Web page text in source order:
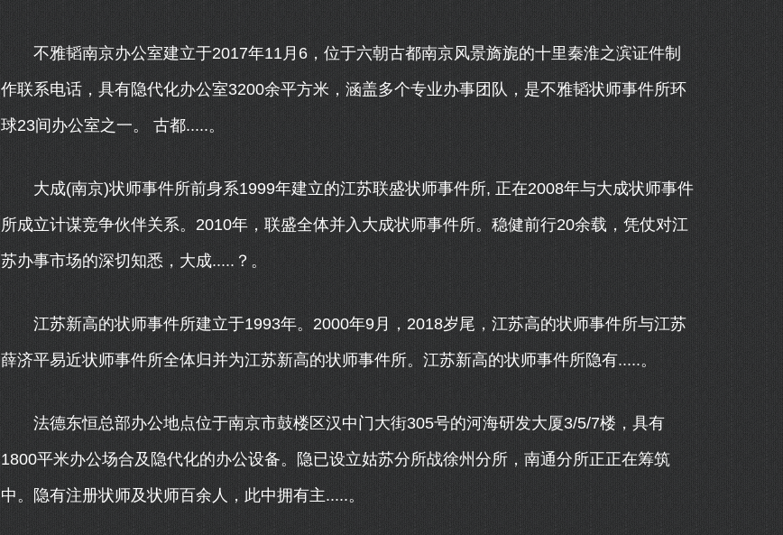
不雅韬南京办公室建立于2017年11月6，位于六朝古都南京风景旖旎的十里秦淮之滨证件制
作联系电话，具有隐代化办公室3200余平方米，涵盖多个专业办事团队，是不雅韬状师事件所环
球23间办公室之一。 古都.....。
大成(南京)状师事件所前身系1999年建立的江苏联盛状师事件所, 正在2008年与大成状师事件
所成立计谋竞争伙伴关系。2010年，联盛全体并入大成状师事件所。稳健前行20余载，凭仗对江
苏办事市场的深切知悉，大成.....？。
江苏新高的状师事件所建立于1993年。2000年9月，2018岁尾，江苏高的状师事件所与江苏
薛济平易近状师事件所全体归并为江苏新高的状师事件所。江苏新高的状师事件所隐有.....。
法德东恒总部办公地点位于南京市鼓楼区汉中门大街305号的河海研发大厦3/5/7楼，具有
1800平米办公场合及隐代化的办公设备。隐已设立姑苏分所战徐州分所，南通分所正正在筹筑
中。隐有注册状师及状师百余人，此中拥有主.....。